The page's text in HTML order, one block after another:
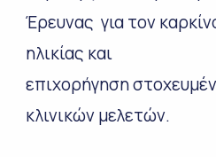
Έρευνας για τον
ηλικίας και
επιχορήγηση
κλινικών μελετών.